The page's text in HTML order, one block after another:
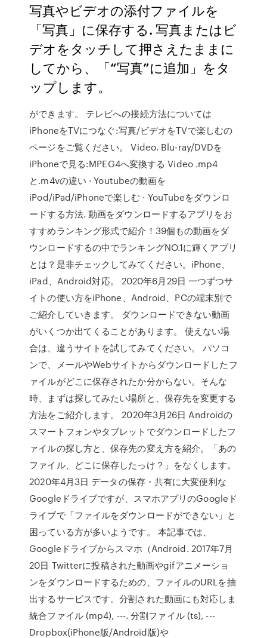
写真やビデオの添付ファイルを
「写真」に保存する. 写真またはビ
デオをタッチして押さえたままに
してから、「“写真”に追加」をタ
ップします。
ができます。 テレビへの接続方法については
iPhoneをTVにつなぐ:写真/ビデオをTVで楽しむの
ページをご覧ください。 Video. Blu-ray/DVDを
iPhoneで見る:MPEG4へ変換する Video .mp4
と.m4vの違い · Youtubeの動画を
iPod/iPad/iPhoneで楽しむ · YouTubeをダウンロ
ードする方法. 動画をダウンロードするアプリをお
すすめランキング形式で紹介！39個もの動画をダ
ウンロードするの中でランキングNO.1に輝くアプリ
とは？是非チェックしてみてください。iPhone、
iPad、Android対応。 2020年6月29日 一つずつサ
イトの使い方をiPhone、Android、PCの端末別で
ご紹介していきます。 ダウンロードできない動画
がいくつか出てくることがあります。 使えない場
合は、違うサイトを試してみてください。 パソコ
ンで、メールやWebサイトからダウンロードしたフ
ァイルがどこに保存されたか分からない。そんな
時、まずは探してみたい場所と、保存先を変更する
方法をご紹介します。 2020年3月26日 Androidの
スマートフォンやタブレットでダウンロードしたフ
ァイルの探し方と、保存先の変え方を紹介。「あの
ファイル、どこに保存したっけ？」をなくします。
2020年4月3日 データの保存・共有に大変便利な
Googleドライブですが、スマホアプリのGoogleド
ライブで「ファイルをダウンロードができない」と
困っている方が多いようです。 本記事では、
Googleドライブからスマホ（Android. 2017年7月
20日 Twitterに投稿された動画やgifアニメーショ
ンをダウンロードするための、ファイルのURLを抽
出するサービスです。分割された動画にも対応しま
統合ファイル (mp4), ---. 分割ファイル (ts), ---
Dropbox(iPhone版/Android版)や